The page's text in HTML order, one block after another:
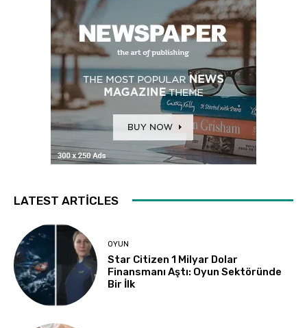
LATEST ARTICLES
OYUN
Star Citizen 1 Milyar Dolar
Finansmanı Aştı: Oyun Sektöründe
Bir İlk